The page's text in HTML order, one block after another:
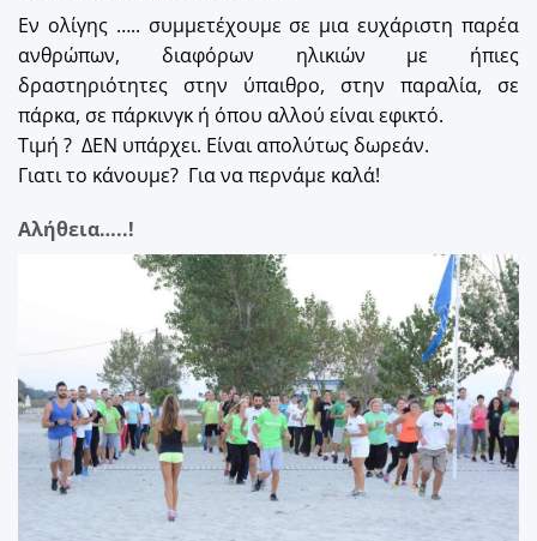
Εν ολίγης ….. συμμετέχουμε σε μια ευχάριστη παρέα
ανθρώπων, διαφόρων ηλικιών με ήπιες
δραστηριότητες στην ύπαιθρο, στην παραλία, σε
πάρκα, σε πάρκινγκ ή όπου αλλού είναι εφικτό.
Τιμή ? ΔΕΝ υπάρχει. Είναι απολύτως δωρεάν.
Γιατι το κάνουμε? Για να περνάμε καλά!
Αλήθεια…..!